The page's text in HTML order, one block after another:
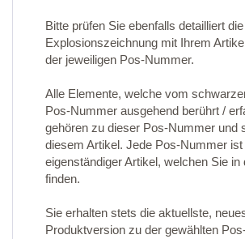
Bitte prüfen Sie ebenfalls detailliert die
Explosionszeichnung mit Ihrem
der jeweiligen Pos-Nummer.
Alle Elemente, welche vom
Pos-Nummer ausgehend berührt /
gehören zu dieser Pos-Nummer und
diesem Artikel. Jede Pos-Nummer ist
eigenständiger Artikel, welchen Sie in
finden.
Sie erhalten stets die aktuellste,
Produktversion zu der gewählten